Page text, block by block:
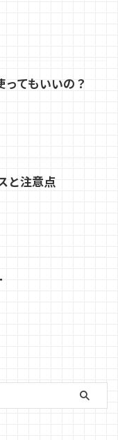
てもいいの？
と注意点